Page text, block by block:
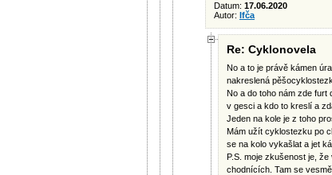
Datum: 17.06.2020
Autor: Ifča
Re: Cyklonovela
No a to je právě kámen
nakreslená
No a do toho nám zde
v gesci a kdo to kreslí a
Jeden na kole je z toho
Mám užít cyklostezku po
se na kolo vykašlat a jet
P.S. moje zkušenost je,
chodnících. Tam se